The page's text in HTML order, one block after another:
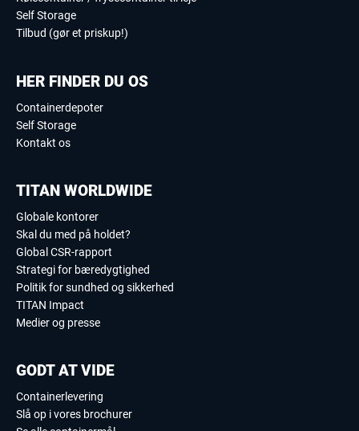
Self Storage
Tilbud (gør et priskup!)
HER FINDER DU OS
Containerdepoter
Self Storage
Kontakt os
TITAN WORLDWIDE
Globale kontorer
Skal du med på holdet?
Global CSR-rapport
Strategi for bæredygtighed
Politik for sundhed og sikkerhed
TITAN Impact
Medier og presse
GODT AT VIDE
Containerlevering
Slå op i vores brochurer